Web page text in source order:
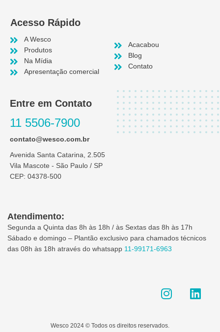
Acesso Rápido
A Wesco
Produtos
Na Mídia
Apresentação comercial
Acacabou
Blog
Contato
Entre em Contato
11 5506-7900
contato@wesco.com.br
Avenida Santa Catarina, 2.505
Vila Mascote - São Paulo / SP
CEP: 04378-500
Atendimento:
Segunda a Quinta das 8h às 18h / às Sextas das 8h às 17h
Sábado e domingo – Plantão exclusivo para chamados técnicos
das 08h às 18h através do whatsapp 11-99171-6963
n i
Wesco 2024 © Todos os direitos reservados.